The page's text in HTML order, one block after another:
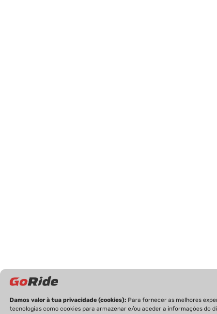
Damos valor à tua privacidade (cookies): Para fornecer as melhores
tecnologias como cookies para armazenar e/ou aceder a informações do